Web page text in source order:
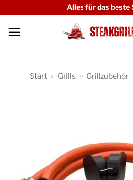
springen
Alles für das beste
Start » Grills » Grillzubehör